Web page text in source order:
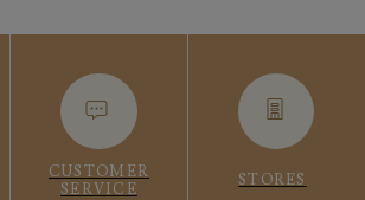
CUSTOMER
SERVICE
STORES